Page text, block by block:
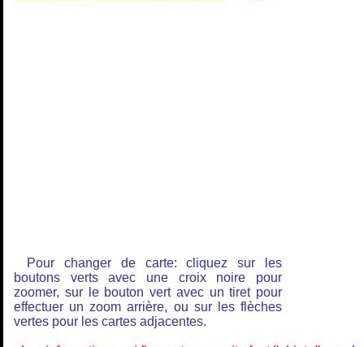
Pour changer de carte: cliquez sur les
boutons verts avec une croix noire pour
zoomer, sur le bouton vert avec un tiret pour
effectuer un zoom arrière, ou sur les flèches
vertes pour les cartes adjacentes.